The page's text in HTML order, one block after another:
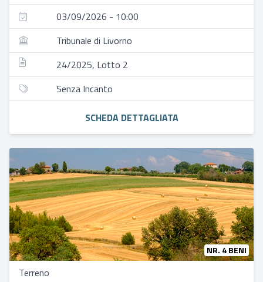
03/09/2026 - 10:00
Tribunale di Livorno
24/2025, Lotto 2
Senza Incanto
SCHEDA DETTAGLIATA
NR. 4 BENI
Terreno